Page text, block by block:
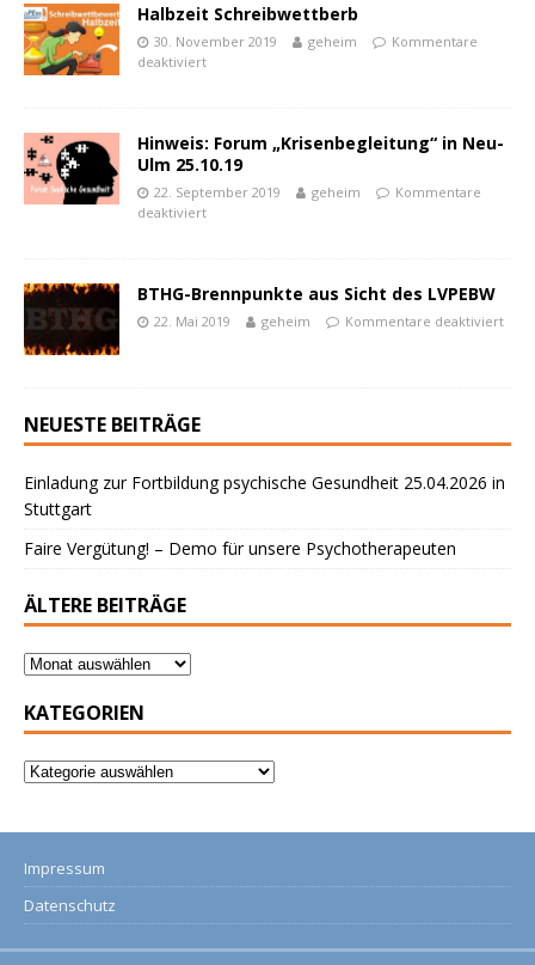
Halbzeit Schreibwettberb
30. November 2019 geheim
Kommentare
deaktiviert
Hinweis: Forum „Krisenbegleitung“ in Neu-
Ulm 25.10.19
22. September 2019 geheim
Kommentare
deaktiviert
BTHG-Brennpunkte aus Sicht des LVPEBW
22. Mai 2019 geheim Kommentare deaktiviert
NEUESTE BEITRÄGE
Einladung zur Fortbildung psychische Gesundheit 25.04.2026 in
Stuttgart
Faire Vergütung! – Demo für unsere Psychotherapeuten
ÄLTERE BEITRÄGE
KATEGORIEN
Impressum
Datenschutz